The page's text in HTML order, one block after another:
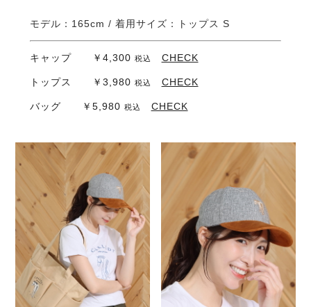
モデル：165cm / 着用サイズ：トップス S
キャップ ￥4,300 税込 CHECK
トップス ￥3,980 税込 CHECK
バッグ ￥5,980 税込 CHECK